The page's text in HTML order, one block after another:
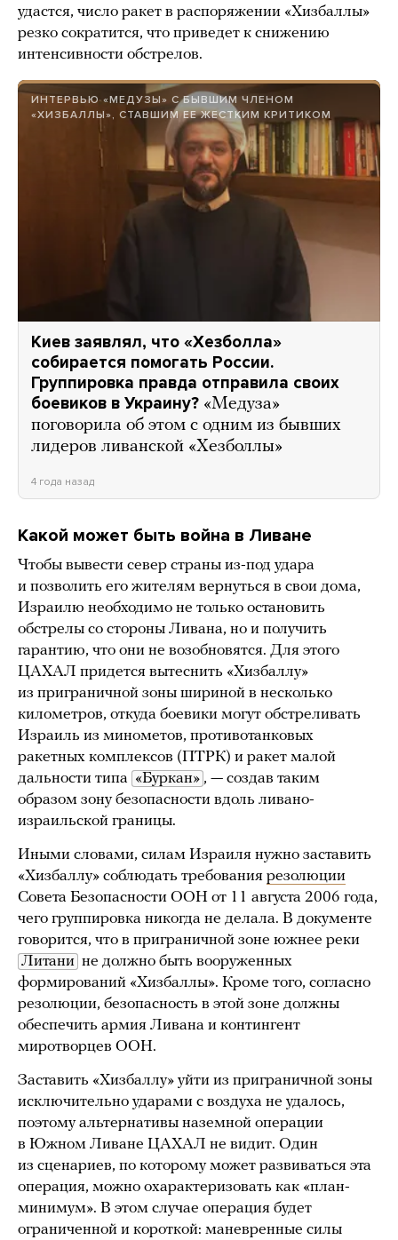
удастся, число ракет в распоряжении «Хизбаллы»
резко сократится, что приведет к снижению
интенсивности обстрелов.
ИНТЕРВЬЮ «МЕДУЗЫ» С БЫВШИМ ЧЛЕНОМ
«ХИЗБАЛЛЫ», СТАВШИМ ЕЕ ЖЕСТКИМ КРИТИКОМ
Киев заявлял, что «Хезболла»
собирается помогать России.
Группировка правда отправила своих
боевиков в Украину? «Медуза»
поговорила об этом с одним из бывших
лидеров ливанской «Хезболлы»
4 года назад
Какой может быть война в Ливане
Чтобы вывести север страны из-под удара
и позволить его жителям вернуться в свои дома,
Израилю необходимо не только остановить
обстрелы со стороны Ливана, но и получить
гарантию, что они не возобновятся. Для этого
ЦАХАЛ придется вытеснить «Хизбаллу»
из приграничной зоны шириной в несколько
километров, откуда боевики могут обстреливать
Израиль из минометов, противотанковых
ракетных комплексов (ПТРК) и ракет малой
дальности типа «Буркан» , — создав таким
образом зону безопасности вдоль ливано-
израильской границы.
Иными словами, силам Израиля нужно заставить
«Хизбаллу» соблюдать требования резолюции
Совета Безопасности ООН от 11 августа 2006 года,
чего группировка никогда не делала. В документе
говорится, что в приграничной зоне южнее реки
Литани не должно быть вооруженных
формирований «Хизбаллы». Кроме того, согласно
резолюции, безопасность в этой зоне должны
обеспечить армия Ливана и контингент
миротворцев ООН.
Заставить «Хизбаллу» уйти из приграничной зоны
исключительно ударами с воздуха не удалось,
поэтому альтернативы наземной операции
в Южном Ливане ЦАХАЛ не видит. Один
из сценариев, по которому может развиваться эта
операция, можно охарактеризовать как «план-
минимум». В этом случае операция будет
ограниченной и короткой: маневренные силы